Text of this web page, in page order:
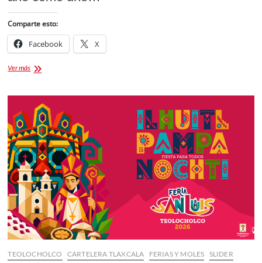
Comparte esto:
Facebook X
Ver másCartelera
Tlaxcala
2026
TEOLOCHOLCO CARTELERA TLAXCALA FERIAS Y MOLES SLIDER